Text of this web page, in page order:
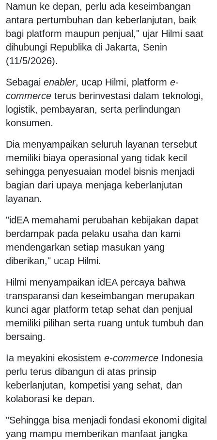
Namun ke depan, perlu ada keseimbangan
antara pertumbuhan dan keberlanjutan, baik
bagi platform maupun penjual," ujar Hilmi saat
dihubungi Republika di Jakarta, Senin
(11/5/2026).
Sebagai enabler, ucap Hilmi, platform e-
commerce terus berinvestasi dalam teknologi,
logistik, pembayaran, serta perlindungan
konsumen.
Dia menyampaikan seluruh layanan tersebut
memiliki biaya operasional yang tidak kecil
sehingga penyesuaian model bisnis menjadi
bagian dari upaya menjaga keberlanjutan
layanan.
"idEA memahami perubahan kebijakan dapat
berdampak pada pelaku usaha dan kami
mendengarkan setiap masukan yang
diberikan," ucap Hilmi.
Hilmi menyampaikan idEA percaya bahwa
transparansi dan keseimbangan merupakan
kunci agar platform tetap sehat dan penjual
memiliki pilihan serta ruang untuk tumbuh dan
bersaing.
Ia meyakini ekosistem e-commerce Indonesia
perlu terus dibangun di atas prinsip
keberlanjutan, kompetisi yang sehat, dan
kolaborasi ke depan.
"Sehingga bisa menjadi fondasi ekonomi digital
yang mampu memberikan manfaat jangka